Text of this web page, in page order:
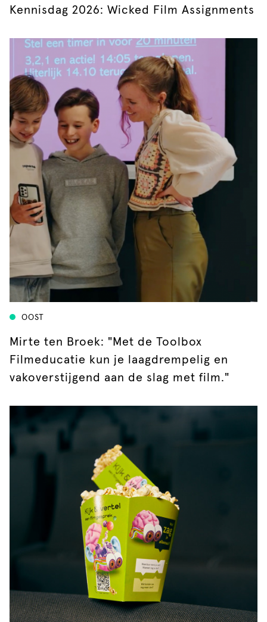
Kennisdag 2026: Wicked Film Assignments
OOST
Mirte ten Broek: "Met de Toolbox
Filmeducatie kun je laagdrempelig en
vakoverstijgend aan de slag met film."